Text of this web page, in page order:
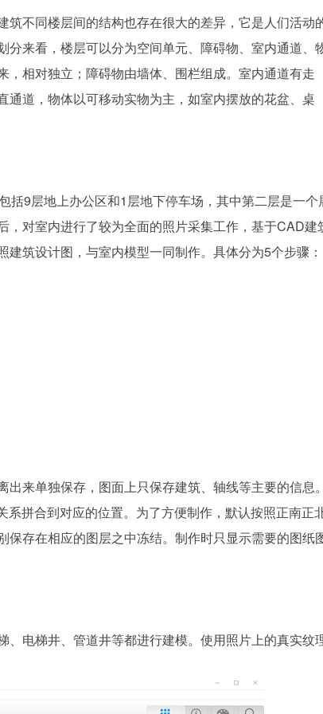
不同楼层间的结构也存在很大的差异，它是人们活动
来看，楼层可以分为空间单元、障碍物、室内通道、
相对独立；障碍物由墙体、围栏组成。室内通道有走
道，物体以可移动实物为主，如室内摆放的花盆、桌
9层地上办公区和1层地下停车场，其中第二层是一个
对室内进行了较为全面的照片采集工作，基于CAD建
筑设计图，与室内模型一同制作。具体分为5个步骤：
来单独保存，图面上只保存建筑、轴线等主要的信息。
拼合到对应的位置。为了方便制作，默认按照正南正
存在相应的图层之中冻结。制作时只显示需要的图纸
电梯井、管道井等都进行建模。使用照片上的真实纹